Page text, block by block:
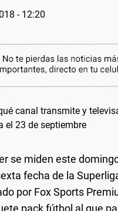
- 12:20
se miden este
fecha de la
por Fox Sports
pack fútbol al que